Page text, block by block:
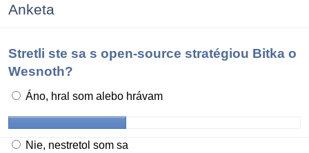
Anketa
Stretli ste sa s open-source stratégiou Bitka o
Wesnoth?
Áno, hral som alebo hrávam
Nie, nestretol som sa